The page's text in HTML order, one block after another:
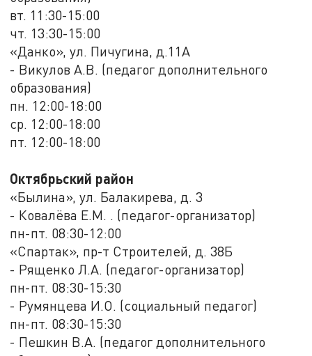
вт. 11:30-15:00
чт. 13:30-15:00
«Данко», ул. Пичугина, д.11А
- Викулов А.В. (педагог дополнительного
образования)
пн. 12:00-18:00
ср. 12:00-18:00
пт. 12:00-18:00
Октябрьский район
«Былина», ул. Балакирева, д. 3
- Ковалёва Е.М. . (педагог-организатор)
пн-пт. 08:30-12:00
«Спартак», пр-т Строителей, д. 38Б
- Рященко Л.А. (педагог-организатор)
пн-пт. 08:30-15:30
- Румянцева И.О. (социальный педагог)
пн-пт. 08:30-15:30
- Пешкин В.А. (педагог дополнительного